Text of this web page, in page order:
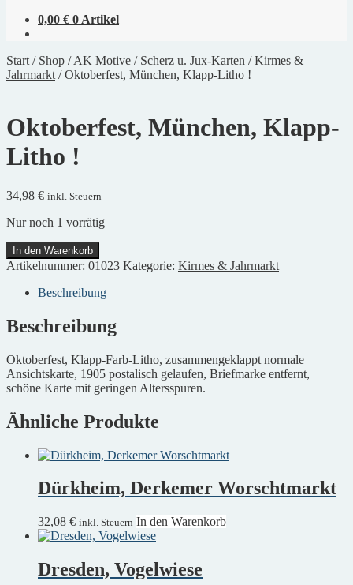
0,00 € 0 Artikel
Start / Shop /AK Motive / Scherz u. Jux-Karten /Kirmes &
Jahrmarkt /Oktoberfest, München, Klapp-Litho !
Oktoberfest, München, Klapp-
Litho !
34,98 € inkl. Steuern
Nur noch 1 vorrätig
Oktoberfest,
München,
Litho
Menge
In den Warenkorb
Artikelnummer: 01023 Kategorie: Kirmes & Jahrmarkt
Beschreibung
Beschreibung
Oktoberfest, Klapp-Farb-Litho, zusammengeklappt normale
Ansichtskarte, 1905 postalisch gelaufen, Briefmarke entfernt,
schöne Karte mit geringen Altersspuren.
Ähnliche Produkte
Dürkheim, Derkemer Worschtmarkt
32,08 € inkl. Steuern In den Warenkorb
Dresden, Vogelwiese